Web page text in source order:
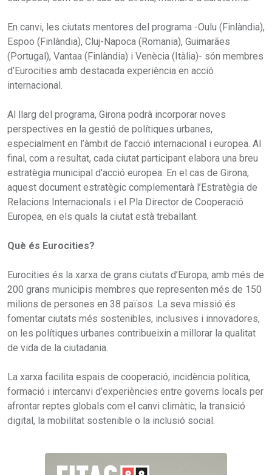
En canvi, les ciutats mentores del programa -Oulu (Finlàndia),
Espoo (Finlàndia), Cluj-Napoca (Romania), Guimarães
(Portugal), Vantaa (Finlàndia) i Venècia (Itàlia)- són membres
d’Eurocities amb destacada experiència en acció
internacional.
Al llarg del programa, Girona podrà incorporar noves
perspectives en la gestió de polítiques urbanes,
especialment en l’àmbit de l’acció internacional i europea. Al
final, com a resultat, cada ciutat participant elabora una breu
estratègia municipal d’acció europea. En el cas de Girona,
aquest document estratègic complementarà l’Estratègia de
Relacions Internacionals i el Pla Director de Cooperació
Europea, en els quals la ciutat està treballant.
Què és Eurocities?
Eurocities és la xarxa de grans ciutats d’Europa, amb més de
200 grans municipis membres que representen més de 150
milions de persones en 38 països. La seva missió és
fomentar ciutats més sostenibles, inclusives i innovadores,
on les polítiques urbanes contribueixin a millorar la qualitat
de vida de la ciutadania.
La xarxa facilita espais de cooperació, incidència política,
formació i intercanvi d’experiències entre governs locals per
afrontar reptes globals com el canvi climàtic, la transició
digital, la mobilitat sostenible o la inclusió social.